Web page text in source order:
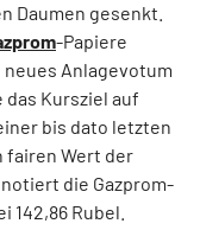
Daumen gesenkt.
-Papiere
neues Anlagevotum
das Kursziel auf
bis dato letzten
fairen Wert der
die Gazprom-
142,86 Rubel.